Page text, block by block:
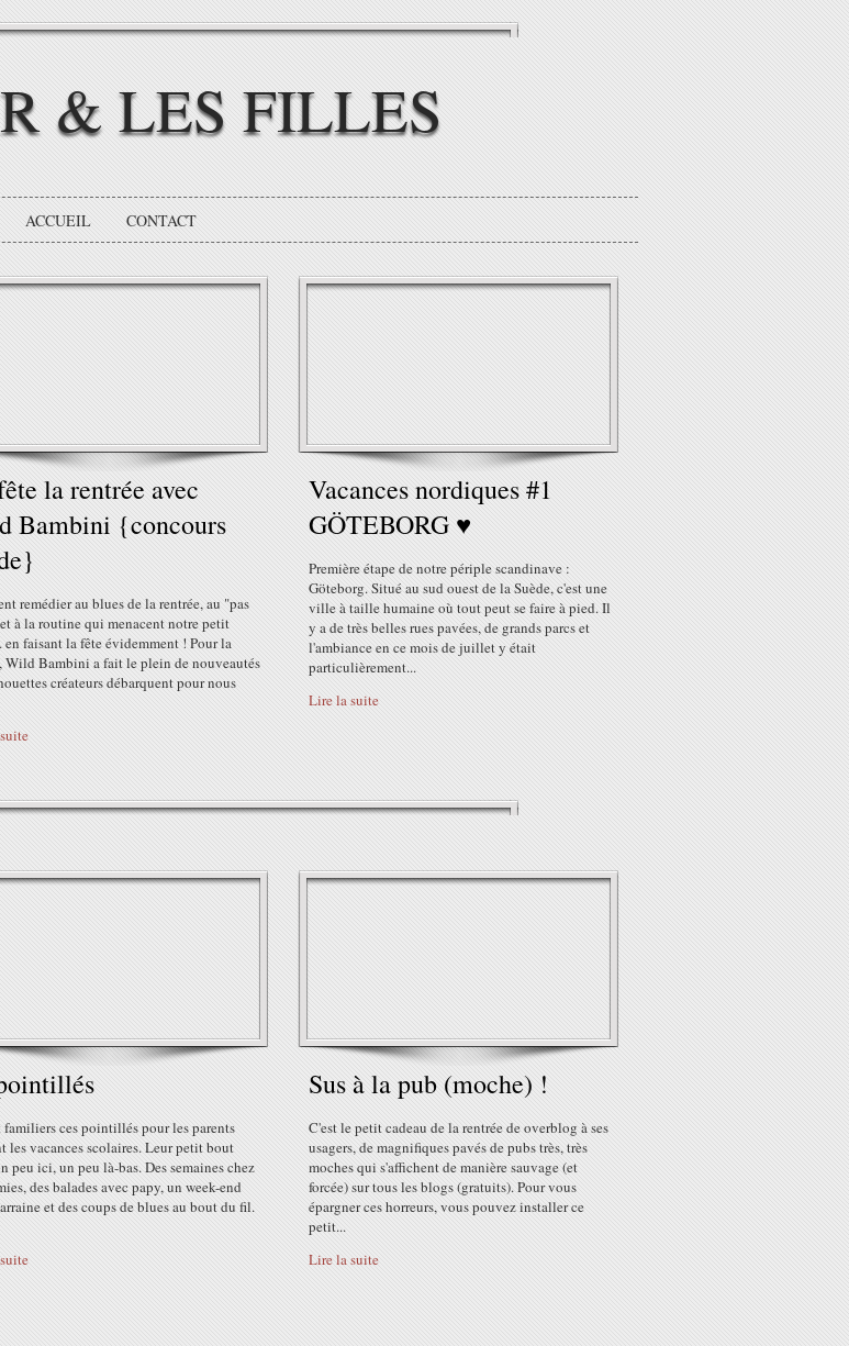
& LES FILLES
ACCUEIL CONTACT
la rentrée avec
Bambini {concours
remédier au blues de la rentrée, au "pas
à la routine qui menacent notre petit
en faisant la fête évidemment ! Pour la
Wild Bambini a fait le plein de nouveautés
créateurs débarquent pour nous
Vacances nordiques #1
GÖTEBORG ♥
Première étape de notre périple scandinave :
Göteborg. Situé au sud ouest de la Suède, c'est une
ville à taille humaine où tout peut se faire à pied. Il
y a de très belles rues pavées, de grands parcs et
l'ambiance en ce mois de juillet y était
particulièrement...
Lire la suite
familiers ces pointillés pour les parents
les vacances scolaires. Leur petit bout
peu ici, un peu là-bas. Des semaines chez
des balades avec papy, un week-end
et des coups de blues au bout du fil.
Sus à la pub (moche) !
C'est le petit cadeau de la rentrée de overblog à ses
usagers, de magnifiques pavés de pubs très, très
moches qui s'affichent de manière sauvage (et
forcée) sur tous les blogs (gratuits). Pour vous
épargner ces horreurs, vous pouvez installer ce
petit...
Lire la suite